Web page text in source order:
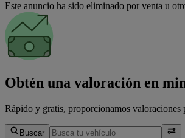
Este anuncio ha sido eliminado por venta u
Obtén una valoración en
Rápido y gratis, proporcionamos valoraciones
Buscar